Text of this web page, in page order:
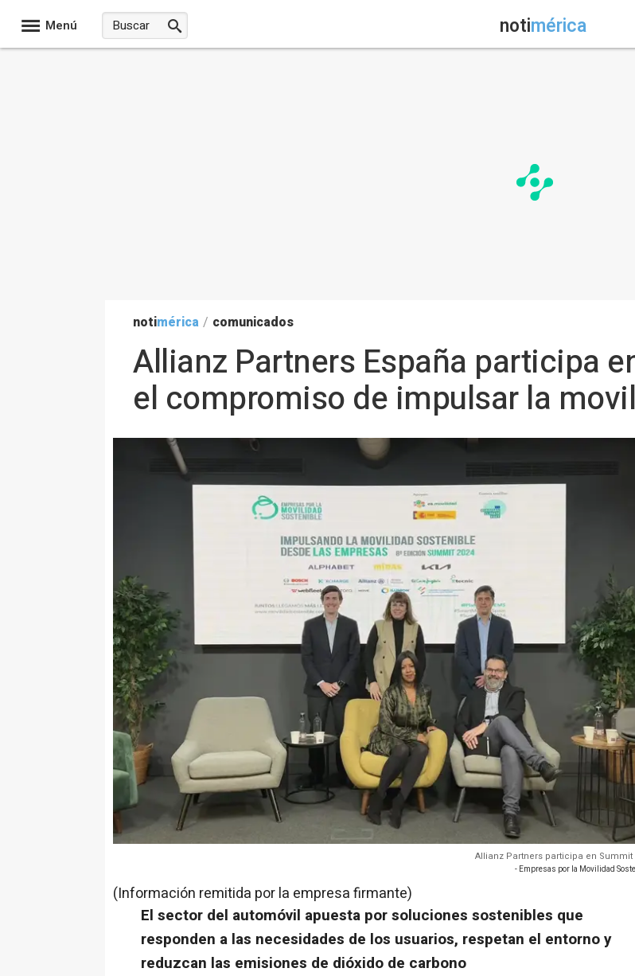
Menú notimérica
notimérica / comunicados
Allianz Partners España participa
el compromiso de impulsar la
Allianz Partners participa en Summit
- Empresas por la Movilidad
(Información remitida por la empresa firmante)
El sector del automóvil apuesta por soluciones sostenibles que
responden a las necesidades de los usuarios, respetan el entorno y
reduzcan las emisiones de dióxido de carbono